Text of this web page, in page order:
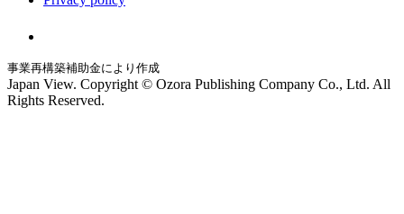
事業再構築補助金により作成
Japan View. Copyright © Ozora Publishing Company Co., Ltd. All
Rights Reserved.